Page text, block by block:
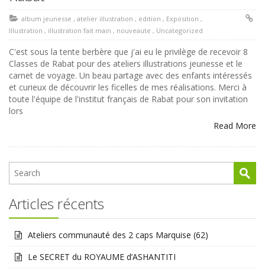
album jeunesse , atelier illustration , edition , Exposition ,
Illustration , illustration fait main , nouveaute , Uncategorized
C'est sous la tente berbère que j'ai eu le privilège de recevoir 8
Classes de Rabat pour des ateliers illustrations jeunesse et le
carnet de voyage. Un beau partage avec des enfants intéressés
et curieux de découvrir les ficelles de mes réalisations. Merci à
toute l'équipe de l'institut français de Rabat pour son invitation
lors
Read More
Articles récents
Ateliers communauté des 2 caps Marquise (62)
Le SECRET du ROYAUME d’ASHANTITI